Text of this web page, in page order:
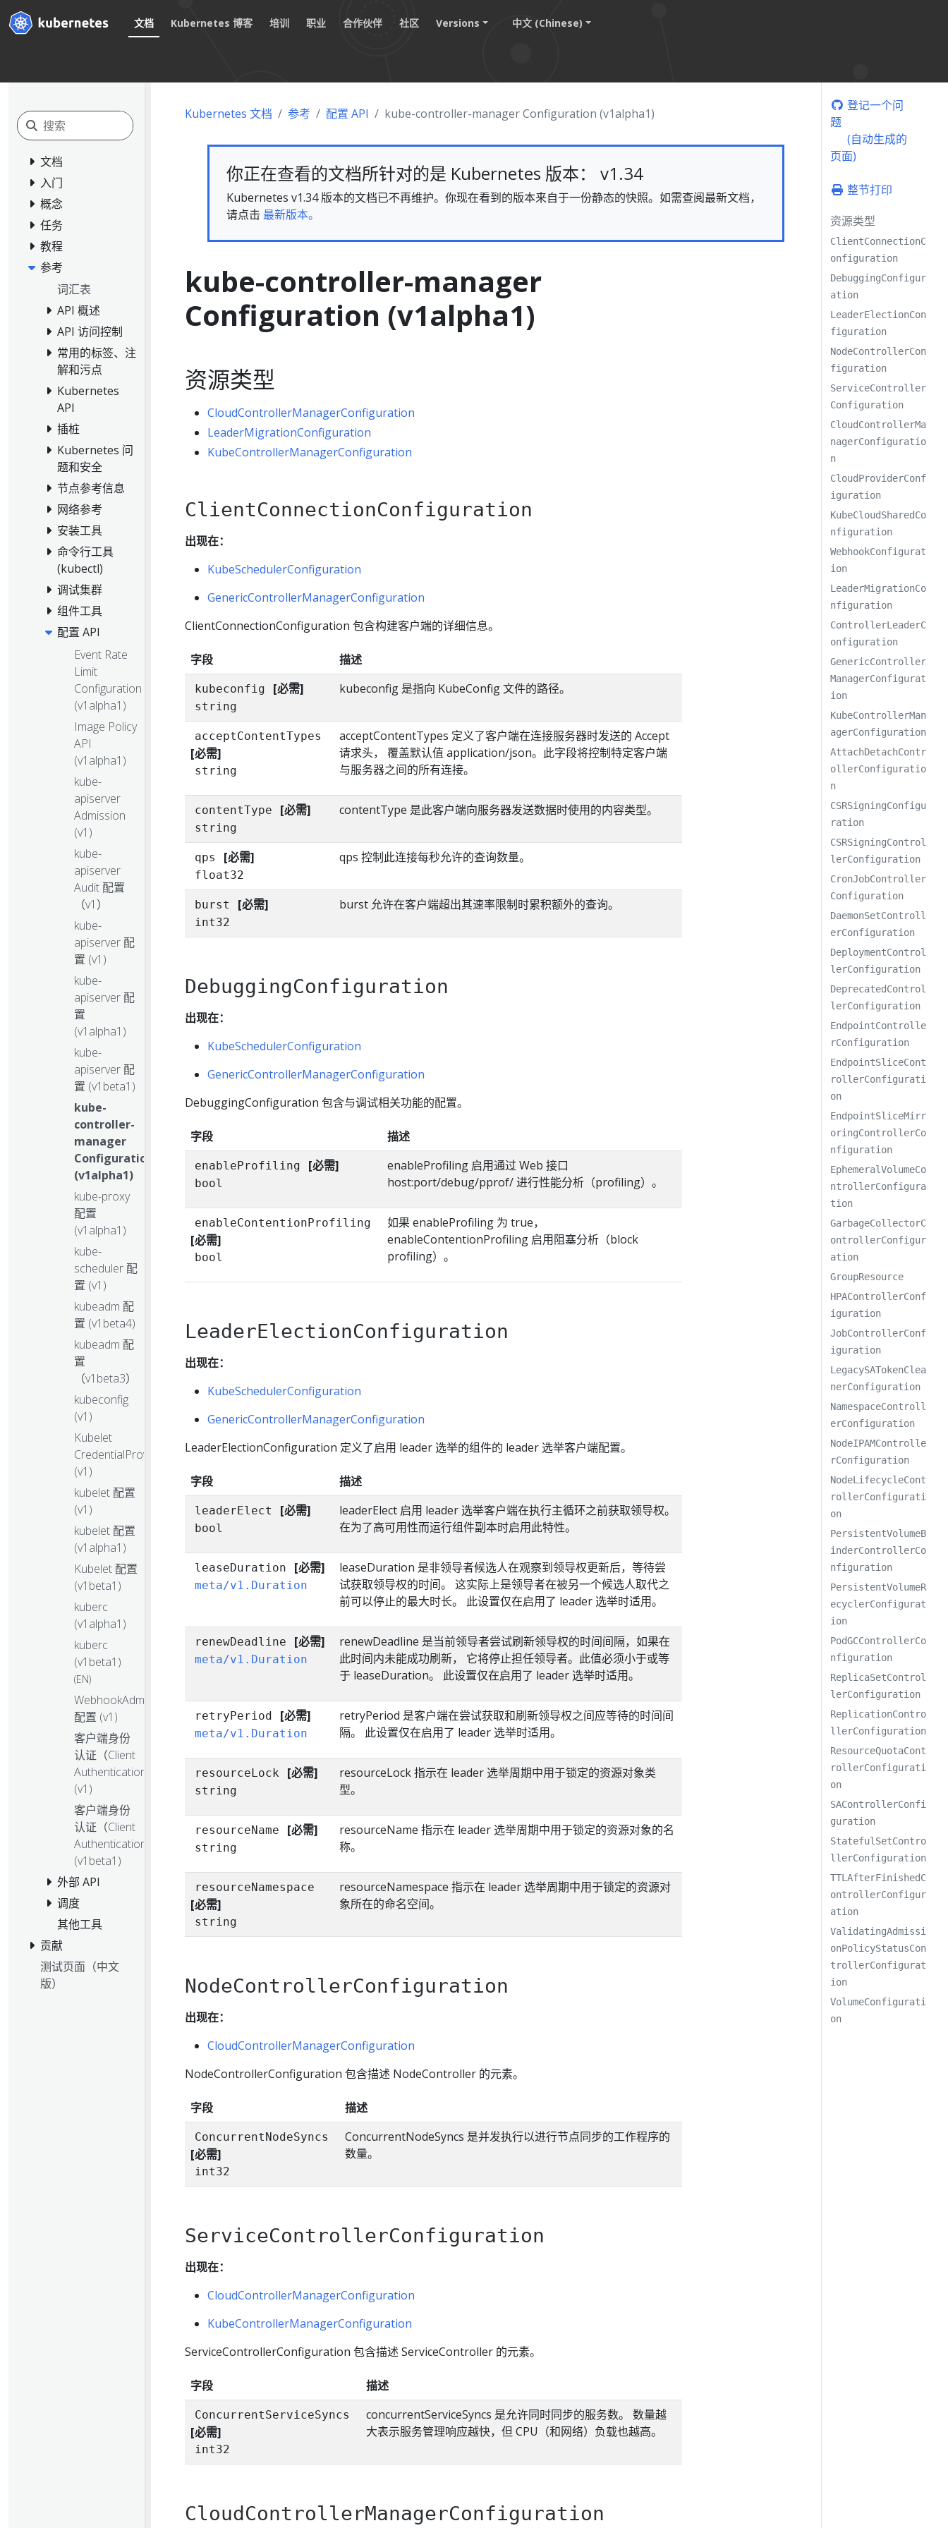
文档 Kubernetes 博客 培训 职业 合作伙伴 社区 Versions 中文 (Chinese)
文档
入门
概念
任务
教程
参考
词汇表
API 概述
API 访问控制
常用的标签、注
解和污点
Kubernetes
API
插桩
Kubernetes 问
题和安全
节点参考信息
网络参考
安装工具
命令行工具
(kubectl)
调试集群
组件工具
配置 API
Event Rate
Limit
Configuration
(v1alpha1)
Image Policy
API
(v1alpha1)
kube-
apiserver
Admission
(v1)
kube-
apiserver
Audit 配置
（v1）
kube-
apiserver 配
置 (v1)
kube-
apiserver 配
置
(v1alpha1)
kube-
apiserver 配
置 (v1beta1)
kube-
controller-
manager
Configuration
(v1alpha1)
kube-proxy
配置
(v1alpha1)
kube-
scheduler 配
置 (v1)
kubeadm 配
置 (v1beta4)
kubeadm 配
置
（v1beta3）
kubeconfig
(v1)
Kubelet
CredentialProvider
(v1)
kubelet 配置
(v1)
kubelet 配置
(v1alpha1)
Kubelet 配置
(v1beta1)
kuberc
(v1alpha1)
kuberc
(v1beta1)
(EN)
WebhookAdmission
配置 (v1)
客户端身份
认证（Client
Authentication）
(v1)
客户端身份
认证（Client
Authentication）
(v1beta1)
外部 API
调度
其他工具
贡献
测试页面（中文
版）
Kubernetes 文档 参考 配置 API kube-controller-manager Configuration (v1alpha1)
你正在查看的文档所针对的是 Kubernetes 版本： v1.34
Kubernetes v1.34 版本的文档已不再维护。你现在看到的版本来自于一份静态的快照。如需查阅最新文档，
请点击 最新版本。
kube-controller-manager
Configuration (v1alpha1)
资源类型
CloudControllerManagerConfiguration
LeaderMigrationConfiguration
KubeControllerManagerConfiguration
ClientConnectionConfiguration
出现在：
KubeSchedulerConfiguration
GenericControllerManagerConfiguration
ClientConnectionConfiguration 包含构建客户端的详细信息。
字段 描述
kubeconfig [必需]
string
kubeconfig 是指向 KubeConfig 文件的路径。
acceptContentTypes
[必需]
string
acceptContentTypes 定义了客户端在连接服务器时发送的 Accept
请求头， 覆盖默认值 application/json。此字段将控制特定客户端
与服务器之间的所有连接。
contentType [必需]
string
contentType 是此客户端向服务器发送数据时使用的内容类型。
qps [必需]
float32
qps 控制此连接每秒允许的查询数量。
burst [必需]
int32
burst 允许在客户端超出其速率限制时累积额外的查询。
DebuggingConfiguration
出现在：
KubeSchedulerConfiguration
GenericControllerManagerConfiguration
DebuggingConfiguration 包含与调试相关功能的配置。
字段 描述
enableProfiling [必需]
bool
enableProfiling 启用通过 Web 接口
host:port/debug/pprof/ 进行性能分析（profiling）。
enableContentionProfiling
[必需]
bool
如果 enableProfiling 为 true，
enableContentionProfiling 启用阻塞分析（block
profiling）。
LeaderElectionConfiguration
出现在：
KubeSchedulerConfiguration
GenericControllerManagerConfiguration
LeaderElectionConfiguration 定义了启用 leader 选举的组件的 leader 选举客户端配置。
字段 描述
leaderElect [必需]
bool
leaderElect 启用 leader 选举客户端在执行主循环之前获取领导权。
在为了高可用性而运行组件副本时启用此特性。
leaseDuration [必需]
meta/v1.Duration
leaseDuration 是非领导者候选人在观察到领导权更新后，等待尝
试获取领导权的时间。 这实际上是领导者在被另一个候选人取代之
前可以停止的最大时长。 此设置仅在启用了 leader 选举时适用。
renewDeadline [必需]
meta/v1.Duration
renewDeadline 是当前领导者尝试刷新领导权的时间间隔，如果在
此时间内未能成功刷新， 它将停止担任领导者。此值必须小于或等
于 leaseDuration。 此设置仅在启用了 leader 选举时适用。
retryPeriod [必需]
meta/v1.Duration
retryPeriod 是客户端在尝试获取和刷新领导权之间应等待的时间间
隔。 此设置仅在启用了 leader 选举时适用。
resourceLock [必需]
string
resourceLock 指示在 leader 选举周期中用于锁定的资源对象类
型。
resourceName [必需]
string
resourceName 指示在 leader 选举周期中用于锁定的资源对象的名
称。
resourceNamespace
[必需]
string
resourceNamespace 指示在 leader 选举周期中用于锁定的资源对
象所在的命名空间。
NodeControllerConfiguration
出现在：
CloudControllerManagerConfiguration
NodeControllerConfiguration 包含描述 NodeController 的元素。
字段 描述
ConcurrentNodeSyncs
[必需]
int32
ConcurrentNodeSyncs 是并发执行以进行节点同步的工作程序的
数量。
ServiceControllerConfiguration
出现在：
CloudControllerManagerConfiguration
KubeControllerManagerConfiguration
ServiceControllerConfiguration 包含描述 ServiceController 的元素。
字段 描述
ConcurrentServiceSyncs
[必需]
int32
concurrentServiceSyncs 是允许同时同步的服务数。 数量越
大表示服务管理响应越快，但 CPU（和网络）负载也越高。
CloudControllerManagerConfiguration
登记一个问
题
(自动生成的
页面)
整节打印
资源类型
ClientConnectionC
onfiguration
DebuggingConfigur
ation
LeaderElectionCon
figuration
NodeControllerCon
figuration
ServiceController
Configuration
CloudControllerMa
nagerConfiguratio
n
CloudProviderConf
iguration
KubeCloudSharedCo
nfiguration
WebhookConfigurat
ion
LeaderMigrationCo
nfiguration
ControllerLeaderC
onfiguration
GenericController
ManagerConfigurat
ion
KubeControllerMan
agerConfiguration
AttachDetachContr
ollerConfiguratio
n
CSRSigningConfigu
ration
CSRSigningControl
lerConfiguration
CronJobController
Configuration
DaemonSetControll
erConfiguration
DeploymentControl
lerConfiguration
DeprecatedControl
lerConfiguration
EndpointControlle
rConfiguration
EndpointSliceCont
rollerConfigurati
on
EndpointSliceMirr
oringControllerCo
nfiguration
EphemeralVolumeCo
ntrollerConfigura
tion
GarbageCollectorC
ontrollerConfigur
ation
GroupResource
HPAControllerConf
iguration
JobControllerConf
iguration
LegacySATokenClea
nerConfiguration
NamespaceControll
erConfiguration
NodeIPAMControlle
rConfiguration
NodeLifecycleCont
rollerConfigurati
on
PersistentVolumeB
inderControllerCo
nfiguration
PersistentVolumeR
ecyclerConfigurat
ion
PodGCControllerCo
nfiguration
ReplicaSetControl
lerConfiguration
ReplicationContro
llerConfiguration
ResourceQuotaCont
rollerConfigurati
on
SAControllerConfi
guration
StatefulSetContro
llerConfiguration
TTLAfterFinishedC
ontrollerConfigur
ation
ValidatingAdmissi
onPolicyStatusCon
trollerConfigurat
ion
VolumeConfigurati
on